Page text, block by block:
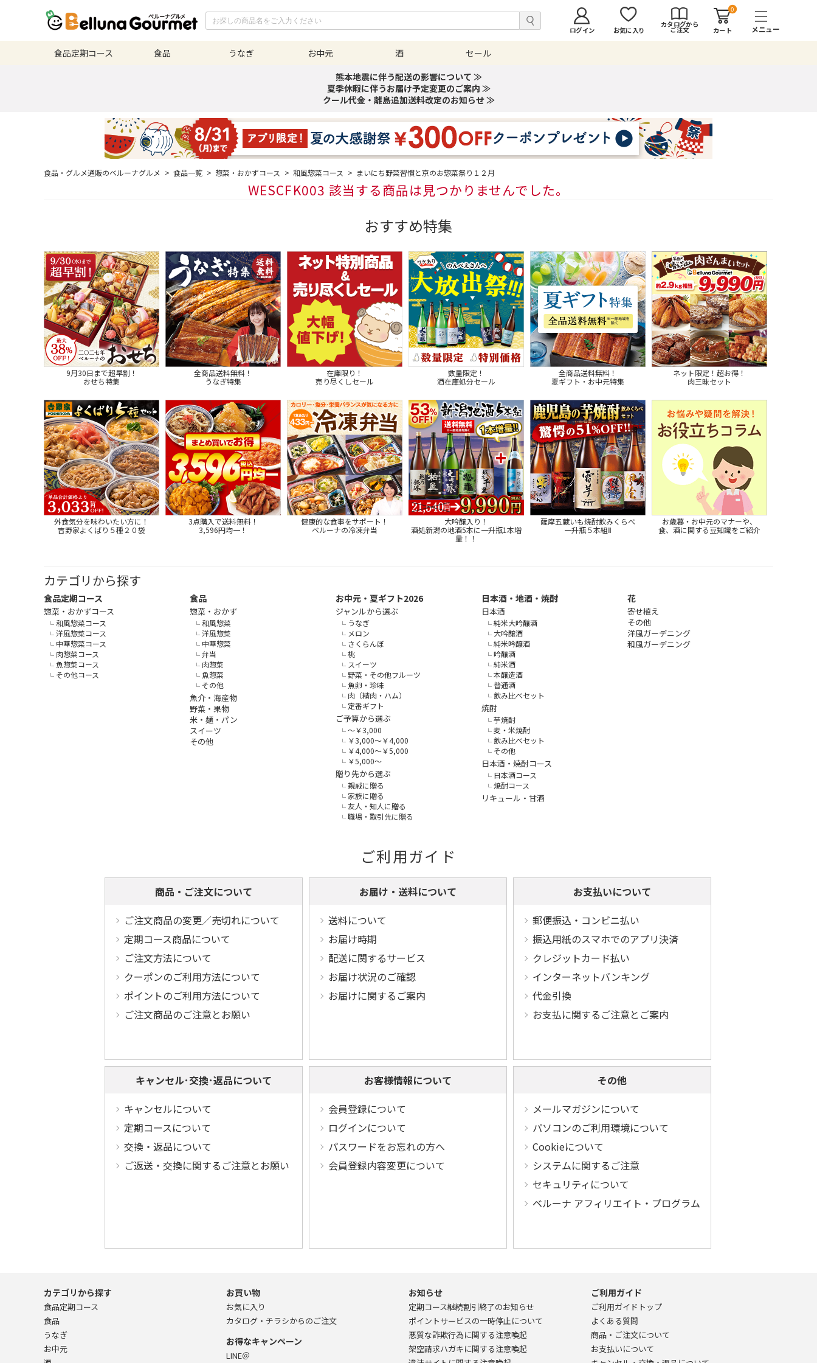
ログイン お気に入り
カタログから
ご注文
0
カート
食品定期コース 食品 うなぎ お中元 酒
セール
熊本地震に伴う配送の影響について ≫
夏季休暇に伴うお届け予定変更のご案内 ≫
クール代金・離島追加送料改定のお知らせ ≫
食品・グルメ通販のベルーナグルメ > 食品一覧 > 惣菜・おかずコース > 和風惣菜コース > まいにち野菜習慣と京のお惣菜祭り１２月
WESCFK003 該当する商品は見つかりませんでした。
おすすめ特集
9月30日まで超早割！
おせち特集
全商品送料無料！
うなぎ特集
在庫限り！
売り尽くしセール
数量限定！
酒在庫処分セール
全商品送料無料！
夏ギフト・お中元特集
ネット限定！超お得！
肉三昧セット
外食気分を味わいたい方に！
吉野家よくばり５種２０袋
3点購入で送料無料！
3,596円均一！
健康的な食事をサポート！
ベルーナの冷凍弁当
大吟醸入り！
酒処新潟の地酒5本に一升瓶1本増
量！！
薩摩五蔵いも焼酎飲みくらべ
一升瓶５本組Ⅱ
お歳暮・お中元のマナーや、
食、酒に関する豆知識をご紹介
カテゴリから探す
食品定期コース
惣菜・おかずコース
和風惣菜コース
洋風惣菜コース
中華惣菜コース
肉惣菜コース
魚惣菜コース
その他コース
食品
惣菜・おかず
和風惣菜
洋風惣菜
中華惣菜
弁当
肉惣菜
魚惣菜
その他
魚介・海産物
野菜・果物
米・麺・パン
スイーツ
その他
お中元・夏ギフト2026
ジャンルから選ぶ
うなぎ
メロン
さくらんぼ
桃
スイーツ
野菜・その他フルーツ
魚卵・珍味
肉（精肉・ハム）
定番ギフト
ご予算から選ぶ
～￥3,000
￥3,000～￥4,000
￥4,000～￥5,000
￥5,000～
贈り先から選ぶ
親戚に贈る
家族に贈る
友人・知人に贈る
職場・取引先に贈る
日本酒・地酒・焼酎
日本酒
純米大吟醸酒
大吟醸酒
純米吟醸酒
吟醸酒
純米酒
本醸造酒
普通酒
飲み比べセット
焼酎
芋焼酎
麦・米焼酎
飲み比べセット
その他
日本酒・焼酎コース
日本酒コース
焼酎コース
リキュール・甘酒
花
寄せ植え
その他
洋風ガーデニング
和風ガーデニング
ご利用ガイド
商品・ご注文について
ご注文商品の変更／売切れについて
定期コース商品について
ご注文方法について
クーポンのご利用方法について
ポイントのご利用方法について
ご注文商品のご注意とお願い
お届け・送料について
送料について
お届け時期
配送に関するサービス
お届け状況のご確認
お届けに関するご案内
お支払いについて
郵便振込・コンビニ払い
振込用紙のスマホでのアプリ決済
クレジットカード払い
インターネットバンキング
代金引換
お支払に関するご注意とご案内
キャンセル･交換･返品について
キャンセルについて
定期コースについて
交換・返品について
ご返送・交換に関するご注意とお願い
お客様情報について
会員登録について
ログインについて
パスワードをお忘れの方へ
会員登録内容変更について
その他
メールマガジンについて
パソコンのご利用環境について
Cookieについて
システムに関するご注意
セキュリティについて
ベルーナ アフィリエイト・プログラム
カテゴリから探す
食品定期コース
食品
うなぎ
お中元
お買い物
お気に入り
カタログ・チラシからのご注文
お得なキャンペーン
LINE＠
お知らせ
定期コース継続割引終了のお知らせ
ポイントサービスの一時停止について
悪質な詐欺行為に関する注意喚起
架空請求ハガキに関する注意喚起
ご利用ガイド
ご利用ガイドトップ
よくある質問
商品・ご注文について
お支払いについて